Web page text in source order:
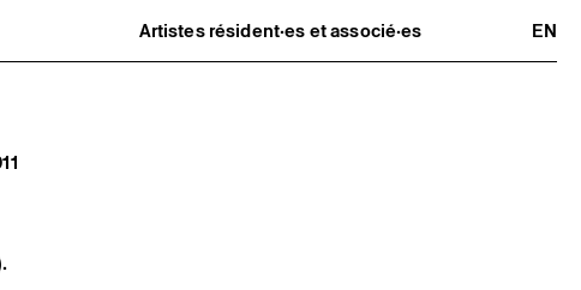
Artistes résident·es et associé·es
EN
Résident·es